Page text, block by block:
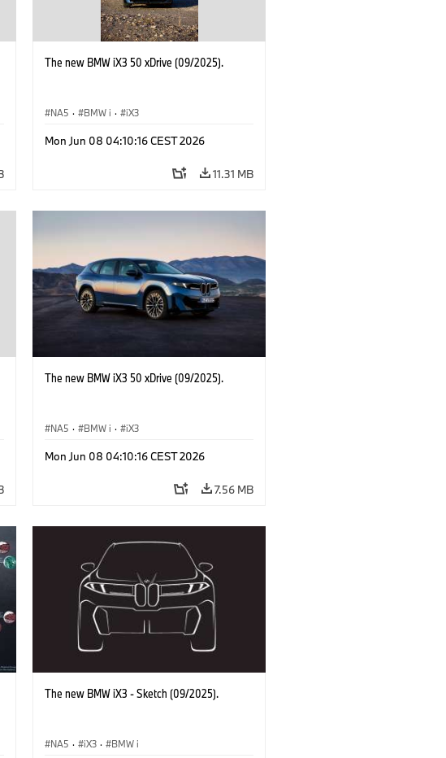
The new BMW iX3 50 xDrive (09/2025).
NA5 · BMW i · iX3
Mon Jun 08 04:10:16 CEST 2026
11.31 MB
The new BMW iX3 50 xDrive (09/2025).
NA5 · BMW i · iX3
Mon Jun 08 04:10:16 CEST 2026
7.56 MB
The new BMW iX3 - Sketch (09/2025).
NA5 · iX3 · BMW i